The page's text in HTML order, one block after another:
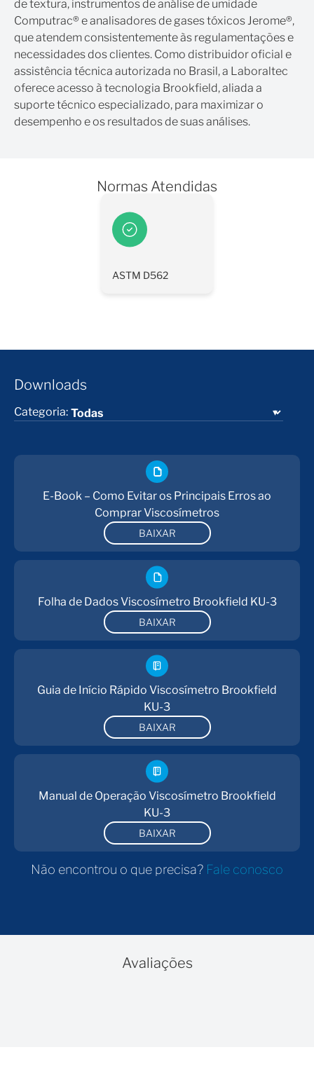
de textura, instrumentos de análise de umidade
Computrac® e analisadores de gases tóxicos Jerome®,
que atendem consistentemente às regulamentações e
necessidades dos clientes. Como distribuidor oficial e
assistência técnica autorizada no Brasil, a Laboraltec
oferece acesso à tecnologia Brookfield, aliada a
suporte técnico especializado, para maximizar o
desempenho e os resultados de suas análises.
Normas Atendidas
ASTM D562
Downloads
Categoria:
E-Book – Como Evitar os Principais Erros ao
Comprar Viscosímetros
BAIXAR
Folha de Dados Viscosímetro Brookfield KU-3
BAIXAR
Guia de Início Rápido Viscosímetro Brookfield
KU-3
BAIXAR
Manual de Operação Viscosímetro Brookfield
KU-3
BAIXAR
Não encontrou o que precisa? Fale conosco
Avaliações